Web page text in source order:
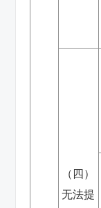
（四）
无法提